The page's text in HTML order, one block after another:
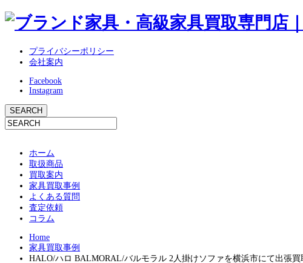
プライバシーポリシー
会社案内
Facebook
Instagram
ホーム
取扱商品
買取案内
家具買取事例
よくある質問
査定依頼
コラム
Home
家具買取事例
HALO/ハロ BALMORAL/バルモラル 2人掛けソファを横浜市にて出張買